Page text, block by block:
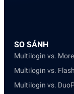
SO SÁNH
Multilogin vs.
Multilogin vs.
Multilogin vs.